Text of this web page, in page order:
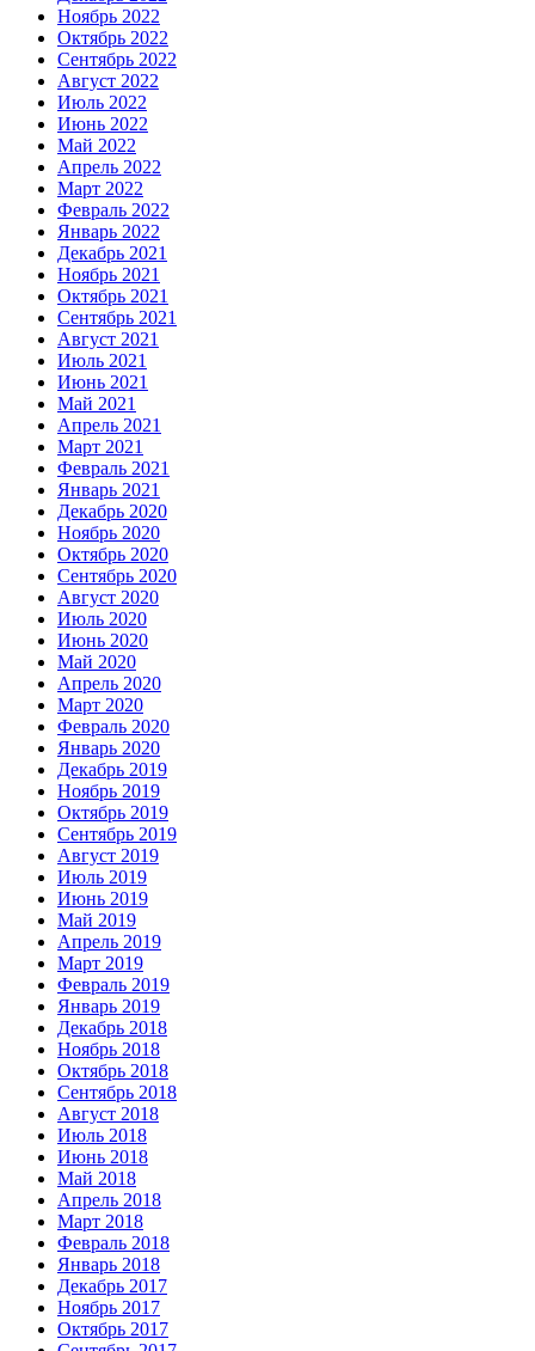
Ноябрь 2022
Октябрь 2022
Сентябрь 2022
Август 2022
Июль 2022
Июнь 2022
Май 2022
Апрель 2022
Март 2022
Февраль 2022
Январь 2022
Декабрь 2021
Ноябрь 2021
Октябрь 2021
Сентябрь 2021
Август 2021
Июль 2021
Июнь 2021
Май 2021
Апрель 2021
Март 2021
Февраль 2021
Январь 2021
Декабрь 2020
Ноябрь 2020
Октябрь 2020
Сентябрь 2020
Август 2020
Июль 2020
Июнь 2020
Май 2020
Апрель 2020
Март 2020
Февраль 2020
Январь 2020
Декабрь 2019
Ноябрь 2019
Октябрь 2019
Сентябрь 2019
Август 2019
Июль 2019
Июнь 2019
Май 2019
Апрель 2019
Март 2019
Февраль 2019
Январь 2019
Декабрь 2018
Ноябрь 2018
Октябрь 2018
Сентябрь 2018
Август 2018
Июль 2018
Июнь 2018
Май 2018
Апрель 2018
Март 2018
Февраль 2018
Январь 2018
Декабрь 2017
Ноябрь 2017
Октябрь 2017